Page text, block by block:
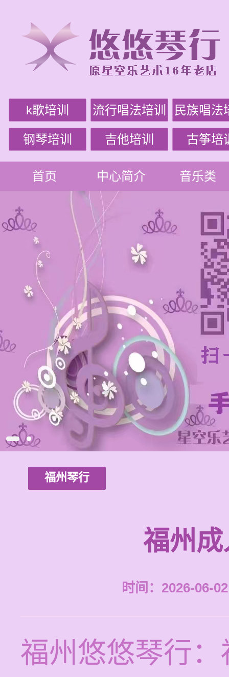
k歌培训 流行唱法培训 民族唱法
钢琴培训 吉他培训 古筝培
首页 中心简介 音乐类
福州琴行
福州
时间：2026-06-
福州悠悠琴行